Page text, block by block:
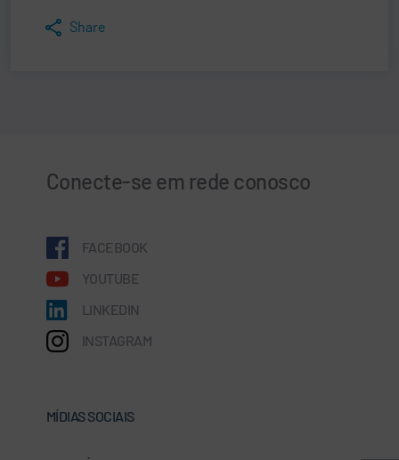
Share
Conecte-se em rede conosco
FACEBOOK
YOUTUBE
LINKEDIN
INSTAGRAM
MÍDIAS SOCIAIS